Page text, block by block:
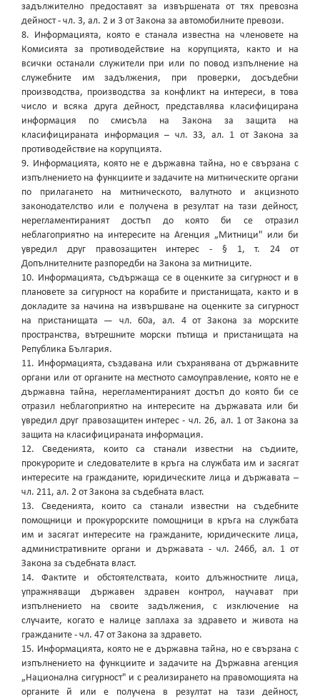
задължително предоставят за извършената от тях превозна
дейност - чл. 3, ал. 2 и 3 от Закона за автомобилните превози.
8. Информацията, която е станала известна на членовете на
Комисията за противодействие на корупцията, както и на
всички останали служители при или по повод изпълнение на
служебните им задължения, при проверки, досъдебни
производства, производства за конфликт на интереси, в това
число и всяка друга дейност, представлява класифицирана
информация по смисъла на Закона за защита на
класифицираната информация – чл. 33, ал. 1 от Закона за
противодействие на корупцията.
9. Информацията, която не е държавна тайна, но е свързана с
изпълнението на функциите и задачите на митническите органи
по прилагането на митническото, валутното и акцизното
законодателство или е получена в резултат на тази дейност,
нерегламентираният достъп до която би се отразил
неблагоприятно на интересите на Агенция „Митници" или би
увредил друг правозащитен интерес - § 1, т. 24 от
Допълнителните разпоредби на Закона за митниците.
10. Информацията, съдържаща се в оценките за сигурност и в
плановете за сигурност на корабите и пристанищата, както и в
докладите за начина на извършване на оценките за сигурност
на пристанищата — чл. 60а, ал. 4 от Закона за морските
пространства, вътрешните морски пътища и пристанищата на
Република България.
11. Информацията, създавана или съхранявана от държавните
органи или от органите на местното самоуправление, която не е
държавна тайна, нерегламентираният достъп до която би се
отразил неблагоприятно на интересите на държавата или би
увредил друг правозащитен интерес - чл. 26, ал. 1 от Закона за
защита на класифицираната информация.
12. Сведенията, които са станали известни на съдиите,
прокурорите и следователите в кръга на службата им и засягат
интересите на гражданите, юридическите лица и държавата –
чл. 211, ал. 2 от Закона за съдебната власт.
13. Сведенията, които са станали известни на съдебните
помощници и прокурорските помощници в кръга на службата
им и засягат интересите на гражданите, юридическите лица,
административните органи и държавата - чл. 246б, ал. 1 от
Закона за съдебната власт.
14. Фактите и обстоятелствата, които длъжностните лица,
упражняващи държавен здравен контрол, научават при
изпълнението на своите задължения, с изключение на
случаите, когато е налице заплаха за здравето и живота на
гражданите - чл. 47 от Закона за здравето.
15. Информацията, която не е държавна тайна, но е свързана с
изпълнението на функциите и задачите на Държавна агенция
„Национална сигурност" и с реализирането на правомощията на
органите й или е получена в резултат на тази дейност,